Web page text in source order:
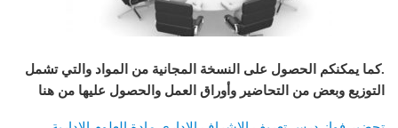
.كما يمكنكم الحصول على النسخة المجانية من المواد والتي تشمل
التوزيع وبعض من التحاضير وأوراق العمل والحصول عليها من هنا